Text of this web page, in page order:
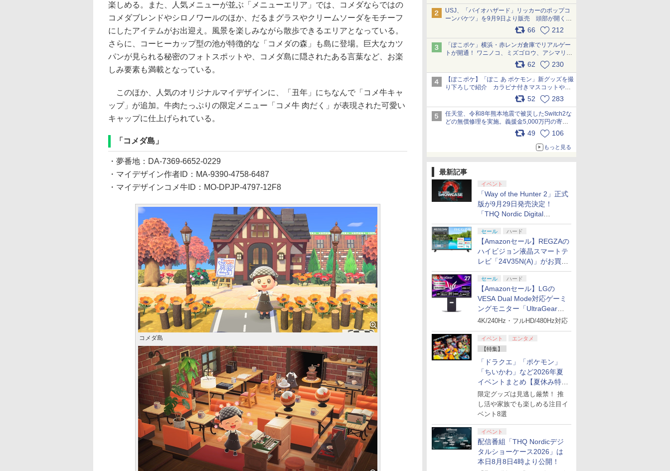
USJ、「バイオハザード」リッカーのポップコ
ーンバケツ」を9月9日より販売 頭部が開く仕
組み。味は恐怖を堪のう「味噌フレーバー」
66 212
「ぽこポケ」横浜・赤レンガ倉庫でリアルゲー
トが開通！ ワニノコ、ミズゴロウ、アシマリ登
場シーンをレポート pic.x.com/LDgEByVl6D
62 230
【ぽこポケ】「ぽこ あ ポケモン」新グッズを撮
り下ろしで紹介 カラビナ付きマスコットやス
52 283
任天堂、令和8年熊本地震で被災したSwitch2な
どの無償修理を実施。義援金5,000万円の寄付
も発表 pic.x.com/BAYsMfUfUC
49 106
もっと見る
最新記事
イベント
「Way of the Hunter 2」正式
版が9月29日発売決定！
「THQ Nordic Digital
Showcase 2026」まとめ
セール ハード
【Amazonセール】REGZAの
ハイビジョン液晶スマートテ
レビ「24V35N(A)」がお買い
得！
セール ハード
【Amazonセール】LGの
VESA Dual Mode対応ゲーミ
ングモニター「UltraGear
27G850A-B」がお買い得！
4K/240Hz・フルHD/480Hz対応
イベント
エンタメ
【特集】
「ドラクエ」「ポケモン」
「ちいかわ」など2026年夏
イベントまとめ【夏休み特
集】
限定グッズは見逃し厳禁！ 推
し活や家族でも楽しめる注目イ
ベント8選
イベント
配信番組「THQ Nordicデジ
タルショーケース2026」は
本日8月8日4時より公開！
楽しめる。また、人気メニューが並ぶ「メニューエリア」では、コメダならではの
コメダブレンドやシロノワールのほか、だるまグラスやクリームソーダをモチーフ
にしたアイテムがお出迎え。風景を楽しみながら散歩できるエリアとなっている。
さらに、コーヒーカップ型の池が特徴的な「コメダの森」も島に登場。巨大なカツ
パンが見られる秘密のフォトスポットや、コメダ島に隠されたある言葉など、お楽
しみ要素も満載となっている。
このほか、人気のオリジナルマイデザインに、「丑年」にちなんで「コメ牛キャ
ップ」が追加。牛肉たっぷりの限定メニュー「コメ牛 肉だく」が表現された可愛い
キャップに仕上げられている。
「コメダ島」
・夢番地：DA-7369-6652-0229
・マイデザイン作者ID：MA-9390-4758-6487
・マイデザインコメ牛ID：MO-DPJP-4797-12F8
コメダ島